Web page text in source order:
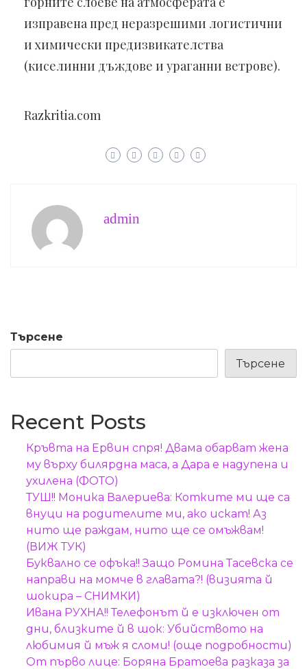
изправена пред неразрешими логистични
и химически предизвикателства
(киселинни дъждове и ураганни ветрове).
Razkritia.com
admin
Търсене
Търсене
Recent Posts
Кръвта на Ервин спря! Двама обарват жена
му върху билярдна маса, а Дара е надупена и
ухилена (ФОТО)
ТУШ!! Моника Валериева: Котките ми ще са
внуци на родителите ми, ако искат! Аз
нито ще раждам, нито ще се омъжвам!
(ВИЖ ТУК)
Буквално се офъка!! Защо Ромина Тасевска се
направи на момче в главата?! (визията й
шокира – СНИМКИ)
Ивана РУХНА!! Телефонът й е изключен от
дни, близките й в шок: Убийството на
любимия й мъж я сломи! (още подробности)
От първо лице: Боряна Братоева разказа за